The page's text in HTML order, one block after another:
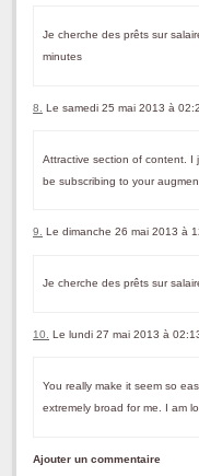
Je cherche des prêts sur
minutes
8. Le samedi 25 mai 2013 à
Attractive section of content. I
be subscribing to your
9. Le dimanche 26 mai 2013 à
Je cherche des prêts sur
10. Le lundi 27 mai 2013 à
You really make it seem so
extremely broad for me. I am
Ajouter un commentaire